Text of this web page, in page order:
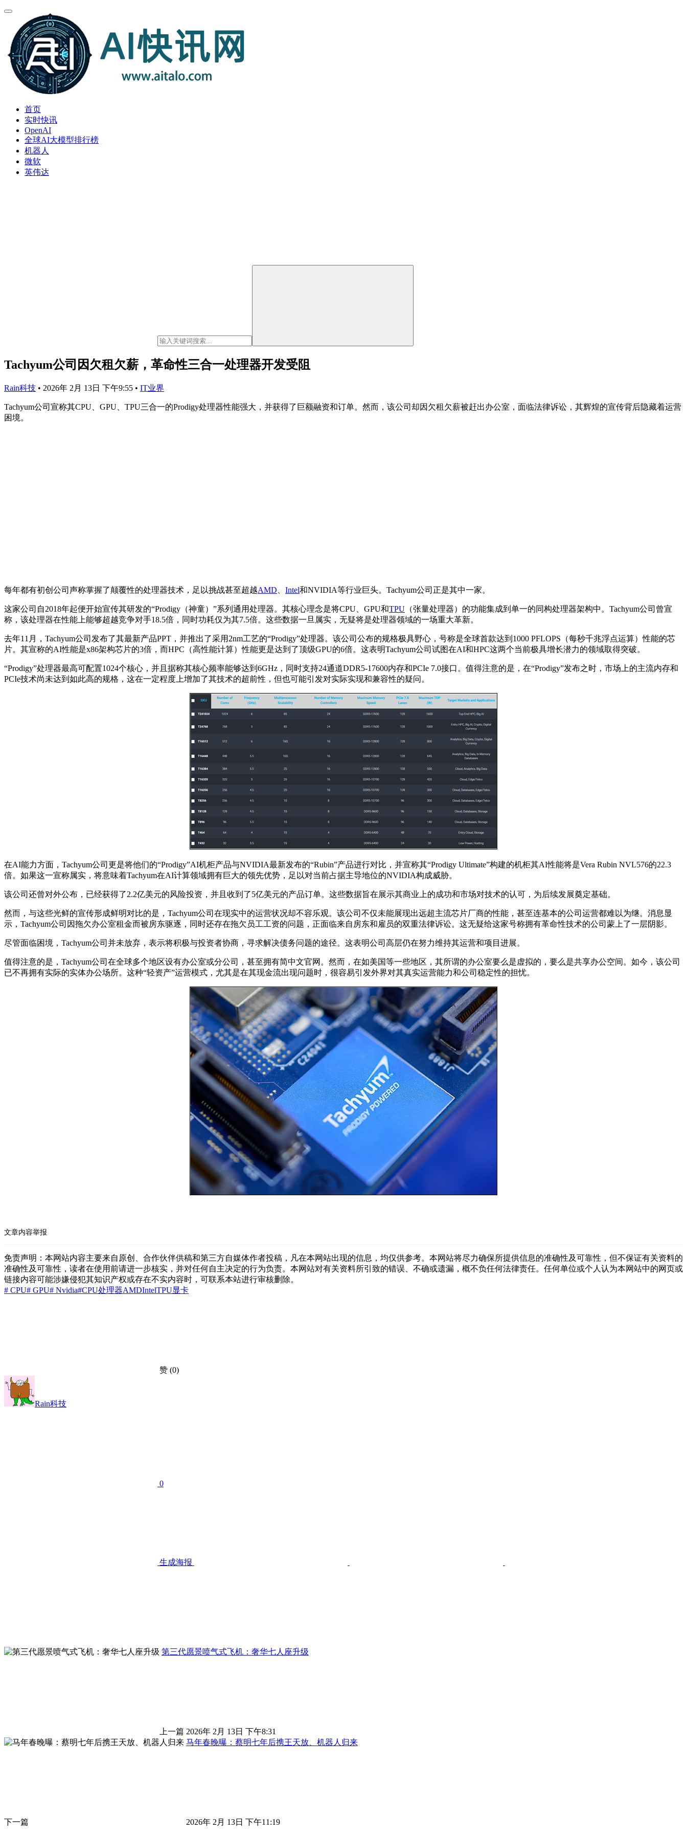
首页
实时快讯
OpenAI
全球AI大模型排行榜
机器人
微软
英伟达
Tachyum公司因欠租欠薪，革命性三合一处理器开发受阻
Rain科技 • 2026年 2月 13日 下午9:55 • IT业界
Tachyum公司宣称其CPU、GPU、TPU三合一的Prodigy处理器性能强大，并获得了巨额融资和订单。然而，该公司却因欠租欠薪被赶出办公室，面临法律诉讼，其辉煌的宣传背后隐藏着运营
困境。
每年都有初创公司声称掌握了颠覆性的处理器技术，足以挑战甚至超越AMD Intel和NVIDIA等行业巨头。Tachyum公司正是其中一家。
这家公司自2018年起便开始宣传其研发的“Prodigy（神童）”系列通用处理器。其核心理念是将CPU、GPU和TPU （张量处理器）的功能集成到单一的同构处理器架构中。Tachyum公司曾宣
称，该处理器在性能上能够超越竞争对手18.5倍，同时功耗仅为其7.5倍。这些数据一旦属实，无疑将是处理器领域的一场重大革新。
去年11月，Tachyum公司发布了其最新产品PPT，并推出了采用2nm工艺的“Prodigy”处理器。该公司公布的规格极具野心，号称是全球首款达到1000 PFLOPS（每秒千兆浮点运算）性能的芯
片。其宣称的AI性能是x86架构芯片的3倍，而HPC（高性能计算）性能更是达到了顶级GPU的6倍。这表明Tachyum公司试图在AI和HPC这两个当前极具增长潜力的领域取得突破。
“Prodigy”处理器最高可配置1024个核心，并且据称其核心频率能够达到6GHz，同时支持24通道DDR5-17600内存和PCIe 7.0接口。值得注意的是，在“Prodigy”发布之时，市场上的主流内存和
PCIe技术尚未达到如此高的规格，这在一定程度上增加了其技术的超前性，但也可能引发对实际实现和兼容性的疑问。
在AI能力方面，Tachyum公司更是将他们的“Prodigy”AI机柜产品与NVIDIA最新发布的“Rubin”产品进行对比，并宣称其“Prodigy Ultimate”构建的机柜其AI性能将是Vera Rubin NVL576的22.3
倍。如果这一宣称属实，将意味着Tachyum在AI计算领域拥有巨大的领先优势，足以对当前占据主导地位的NVIDIA构成威胁。
该公司还曾对外公布，已经获得了2.2亿美元的风险投资，并且收到了5亿美元的产品订单。这些数据旨在展示其商业上的成功和市场对技术的认可，为后续发展奠定基础。
然而，与这些光鲜的宣传形成鲜明对比的是，Tachyum公司在现实中的运营状况却不容乐观。该公司不仅未能展现出远超主流芯片厂商的性能，甚至连基本的公司运营都难以为继。消息显
示，Tachyum公司因拖欠办公室租金而被房东驱逐，同时还存在拖欠员工工资的问题，正面临来自房东和雇员的双重法律诉讼。这无疑给这家号称拥有革命性技术的公司蒙上了一层阴影。
尽管面临困境，Tachyum公司并未放弃，表示将积极与投资者协商，寻求解决债务问题的途径。这表明公司高层仍在努力维持其运营和项目进展。
值得注意的是，Tachyum公司在全球多个地区设有办公室或分公司，甚至拥有简中文官网。然而，在如美国等一些地区，其所谓的办公室要么是虚拟的，要么是共享办公空间。如今，该公司
已不再拥有实际的实体办公场所。这种“轻资产”运营模式，尤其是在其现金流出现问题时，很容易引发外界对其真实运营能力和公司稳定性的担忧。
文章内容举报
免责声明：本网站内容主要来自原创、合作伙伴供稿和第三方自媒体作者投稿，凡在本网站出现的信息，均仅供参考。本网站将尽力确保所提供信息的准确性及可靠性，但不保证有关资料的
准确性及可靠性，读者在使用前请进一步核实，并对任何自主决定的行为负责。本网站对有关资料所引致的错误、不确或遗漏，概不负任何法律责任。任何单位或个人认为本网站中的网页或
链接内容可能涉嫌侵犯其知识产权或存在不实内容时，可联系本站进行审核删除。
# CPU# GPU# Nvidia#CPU处理器AMDIntelTPU显卡
赞 (0)
Rain科技
0
生成海报
第三代愿景喷气式飞机：奢华七人座升级
上一篇 2026年 2月 13日 下午8:31
马年春晚曝：蔡明七年后携王天放、机器人归来
下一篇 2026年 2月 13日 下午11:19